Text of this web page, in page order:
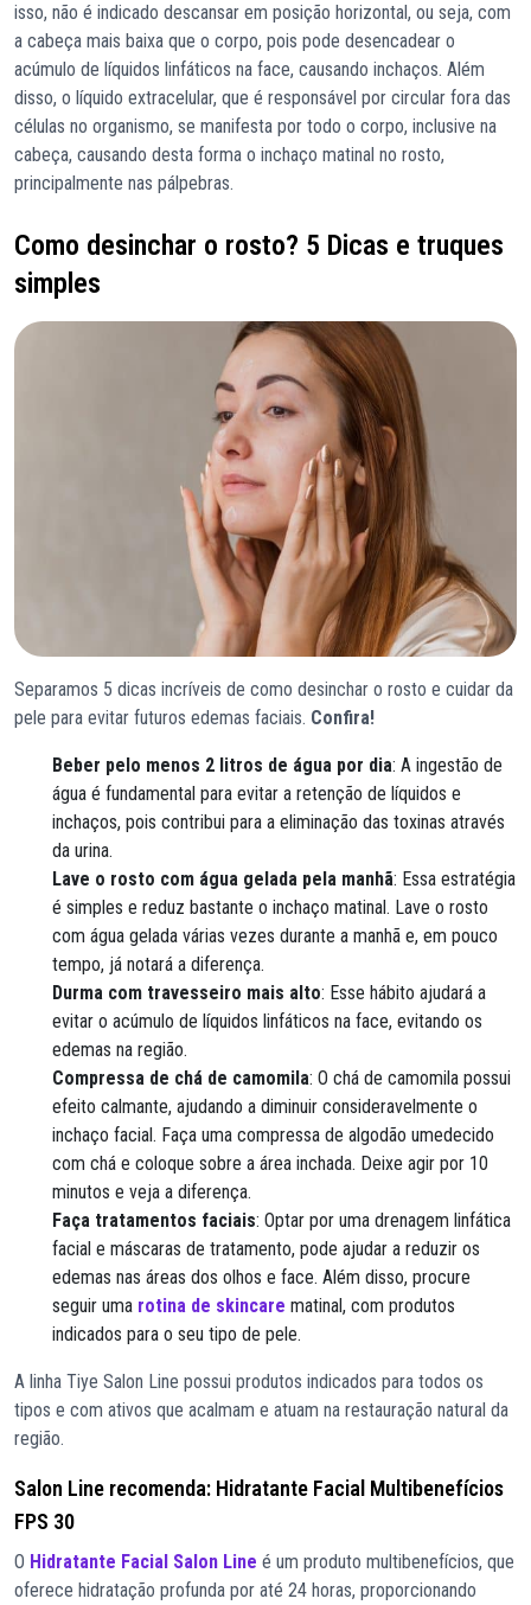
isso, não é indicado descansar em posição horizontal, ou seja, com
a cabeça mais baixa que o corpo, pois pode desencadear o
acúmulo de líquidos linfáticos na face, causando inchaços. Além
disso, o líquido extracelular, que é responsável por circular fora das
células no organismo, se manifesta por todo o corpo, inclusive na
cabeça, causando desta forma o inchaço matinal no rosto,
principalmente nas pálpebras.
Como desinchar o rosto? 5 Dicas e truques
simples
Separamos 5 dicas incríveis de como desinchar o rosto e cuidar da
pele para evitar futuros edemas faciais. Confira!
Beber pelo menos 2 litros de água por dia: A ingestão de
água é fundamental para evitar a retenção de líquidos e
inchaços, pois contribui para a eliminação das toxinas através
da urina.
Lave o rosto com água gelada pela manhã: Essa estratégia
é simples e reduz bastante o inchaço matinal. Lave o rosto
com água gelada várias vezes durante a manhã e, em pouco
tempo, já notará a diferença.
Durma com travesseiro mais alto: Esse hábito ajudará a
evitar o acúmulo de líquidos linfáticos na face, evitando os
edemas na região.
Compressa de chá de camomila: O chá de camomila possui
efeito calmante, ajudando a diminuir consideravelmente o
inchaço facial. Faça uma compressa de algodão umedecido
com chá e coloque sobre a área inchada. Deixe agir por 10
minutos e veja a diferença.
Faça tratamentos faciais: Optar por uma drenagem linfática
facial e máscaras de tratamento, pode ajudar a reduzir os
edemas nas áreas dos olhos e face. Além disso, procure
seguir uma rotina de skincare matinal, com produtos
indicados para o seu tipo de pele.
A linha Tiye Salon Line possui produtos indicados para todos os
tipos e com ativos que acalmam e atuam na restauração natural da
região.
Salon Line recomenda: Hidratante Facial Multibenefícios
FPS 30
O Hidratante Facial Salon Line é um produto multibenefícios, que
oferece hidratação profunda por até 24 horas, proporcionando